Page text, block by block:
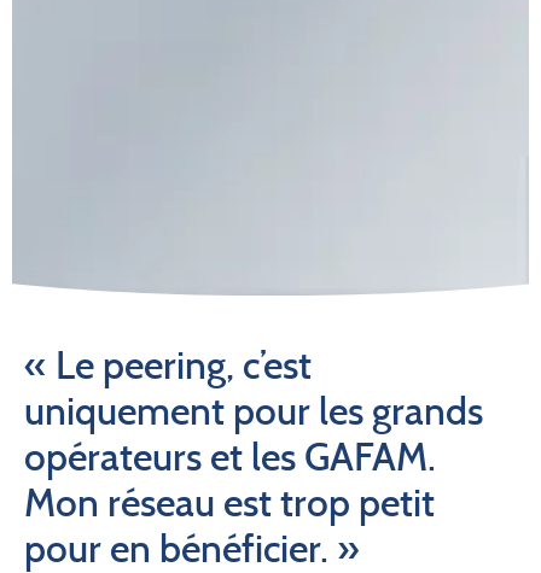
« Le peering, c’est
uniquement pour les grands
opérateurs et les GAFAM.
Mon réseau est trop petit
pour en bénéficier. »